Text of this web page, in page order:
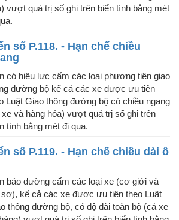
vượt quá trị số ghi trên biển tính bằng mét
số P.118. - Hạn chế chiều
có hiệu lực cấm các loại phương tiện giao
đường bộ kể cả các xe được ưu tiên
Luật Giao thông đường bộ có chiều ngang
xe và hàng hóa) vượt quá trị số ghi trên
tính bằng mét đi qua.
số P.119. - Hạn chế chiều dài ô
báo đường cấm các loại xe (cơ giới và
sơ), kể cả các xe được ưu tiên theo Luật
thông đường bộ, có độ dài toàn bộ (cả xe